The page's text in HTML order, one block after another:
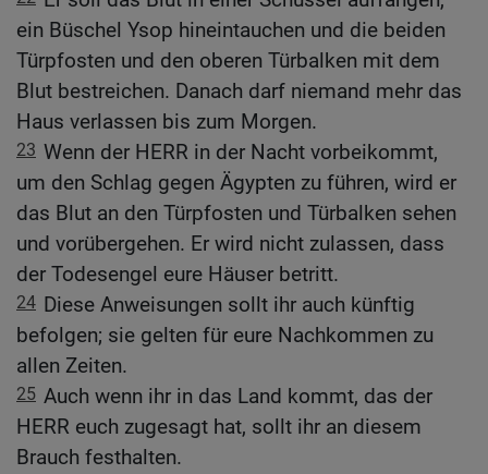
ein Büschel Ysop hineintauchen und die beiden
Türpfosten und den oberen Türbalken mit dem
Blut bestreichen. Danach darf niemand mehr das
Haus verlassen bis zum Morgen.
23 Wenn der HERR in der Nacht vorbeikommt,
um den Schlag gegen Ägypten zu führen, wird er
das Blut an den Türpfosten und Türbalken sehen
und vorübergehen. Er wird nicht zulassen, dass
der Todesengel eure Häuser betritt.
24 Diese Anweisungen sollt ihr auch künftig
befolgen; sie gelten für eure Nachkommen zu
allen Zeiten.
25 Auch wenn ihr in das Land kommt, das der
HERR euch zugesagt hat, sollt ihr an diesem
Brauch festhalten.